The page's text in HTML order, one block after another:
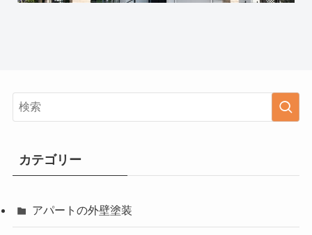
カテゴリー
アパートの外壁塗装